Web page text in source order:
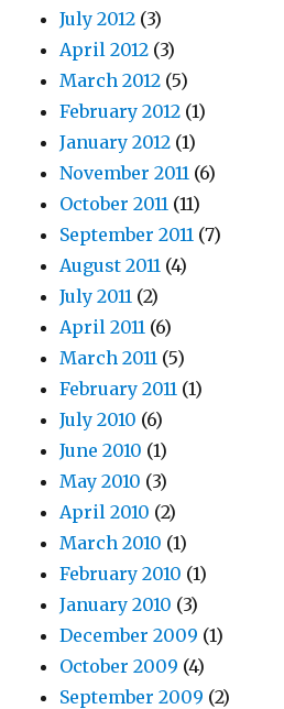
July 2012 (3)
April 2012 (3)
March 2012 (5)
February 2012 (1)
January 2012 (1)
November 2011 (6)
October 2011 (11)
September 2011 (7)
August 2011 (4)
July 2011 (2)
April 2011 (6)
March 2011 (5)
February 2011 (1)
July 2010 (6)
June 2010 (1)
May 2010 (3)
April 2010 (2)
March 2010 (1)
February 2010 (1)
January 2010 (3)
December 2009 (1)
October 2009 (4)
September 2009 (2)